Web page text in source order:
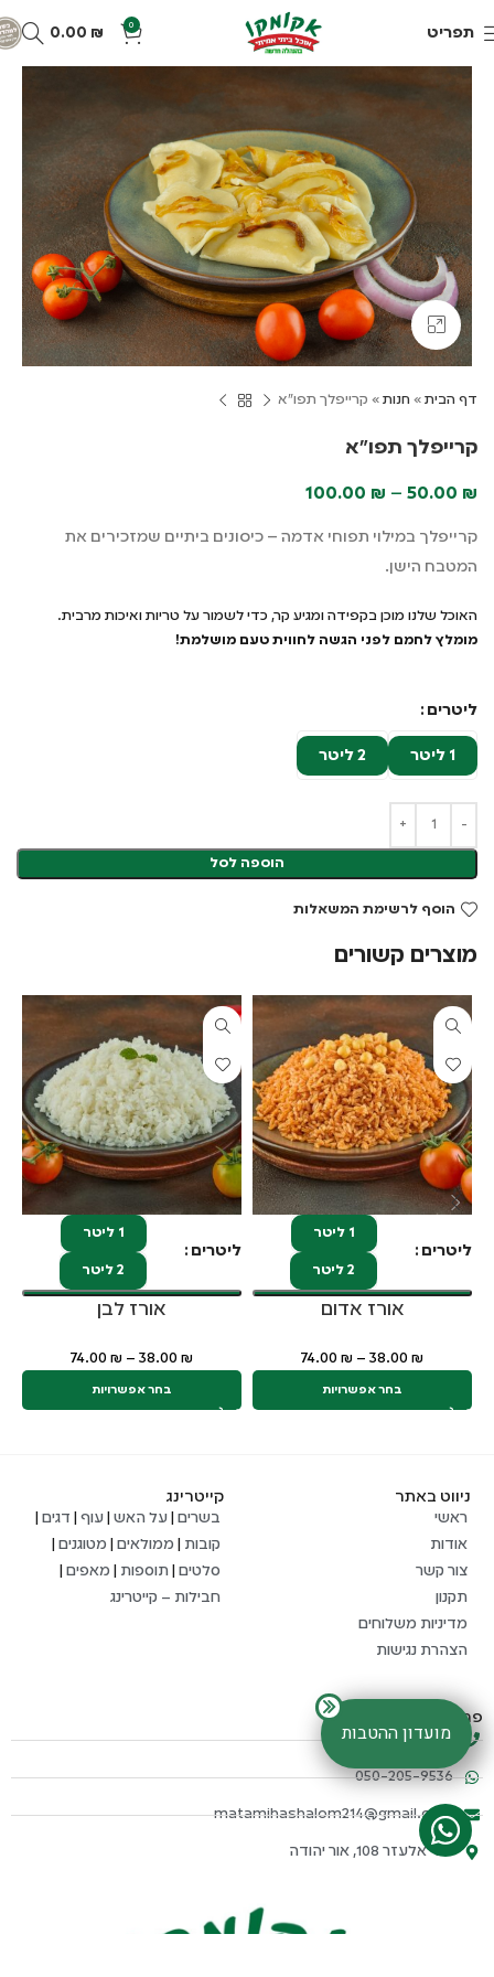
תפריט 0
0.00 ₪
Click to enlarge
דף הבית » חנות » קרייפלך תפו"א
קרייפלך תפו"א
50.00 ₪
–
100.00 ₪
קרייפלך במילוי תפוחי אדמה – כיסונים ביתיים שמזכירים את
המטבח הישן.
האוכל שלנו מוכן בקפידה ומגיע קר, כדי לשמור על טריות ואיכות מרבית.
מומלץ לחמם לפני הגשה לחווית טעם מושלמת!
ליטרים
1 ליטר 2 ליטר
הוספה לסל
הוסף לרשימת המשאלות
מוצרים קשורים
ליטרים
1 ליטר
2 ליטר
אורז אדום
38.00 ₪
–
74.00 ₪
בחר אפשרויות
ליטרים
1 ליטר
2 ליטר
אורז לבן
38.00 ₪
–
74.00 ₪
בחר אפשרויות
ניווט באתר
ראשי
אודות
צור קשר
תקנון
מדיניות משלוחים
הצהרת נגישות
קייטרינג
בשרים |על האש |עוף דגים
קובות
ממולאים מטוגנים
סלטים |תוספות מאפים
חבילות – קייטרינג
פרטי התקשרות
03-634-4652
050-205-9536
matamihashalom214@gmail.com
דוד אלעזר 108, אור יהודה
מועדון ההטבות